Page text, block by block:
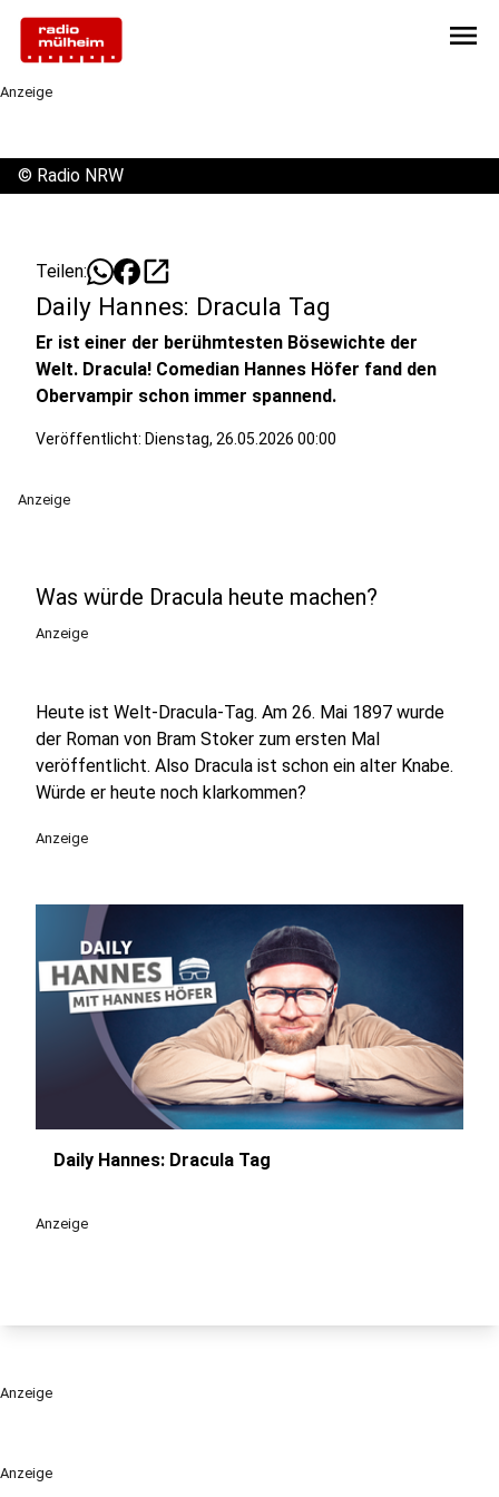
menu
Anzeige
Anzeige
© Radio NRW
Teilen: open_in_new
Daily Hannes: Dracula Tag
Er ist einer der berühmtesten Bösewichte der
Welt. Dracula! Comedian Hannes Höfer fand den
Obervampir schon immer spannend.
Veröffentlicht: Dienstag, 26.05.2026 00:00
Anzeige
Was würde Dracula heute machen?
Anzeige
Heute ist Welt-Dracula-Tag. Am 26. Mai 1897 wurde
der Roman von Bram Stoker zum ersten Mal
veröffentlicht. Also Dracula ist schon ein alter Knabe.
Würde er heute noch klarkommen?
Anzeige
Daily Hannes: Dracula Tag
Anzeige
Anzeige